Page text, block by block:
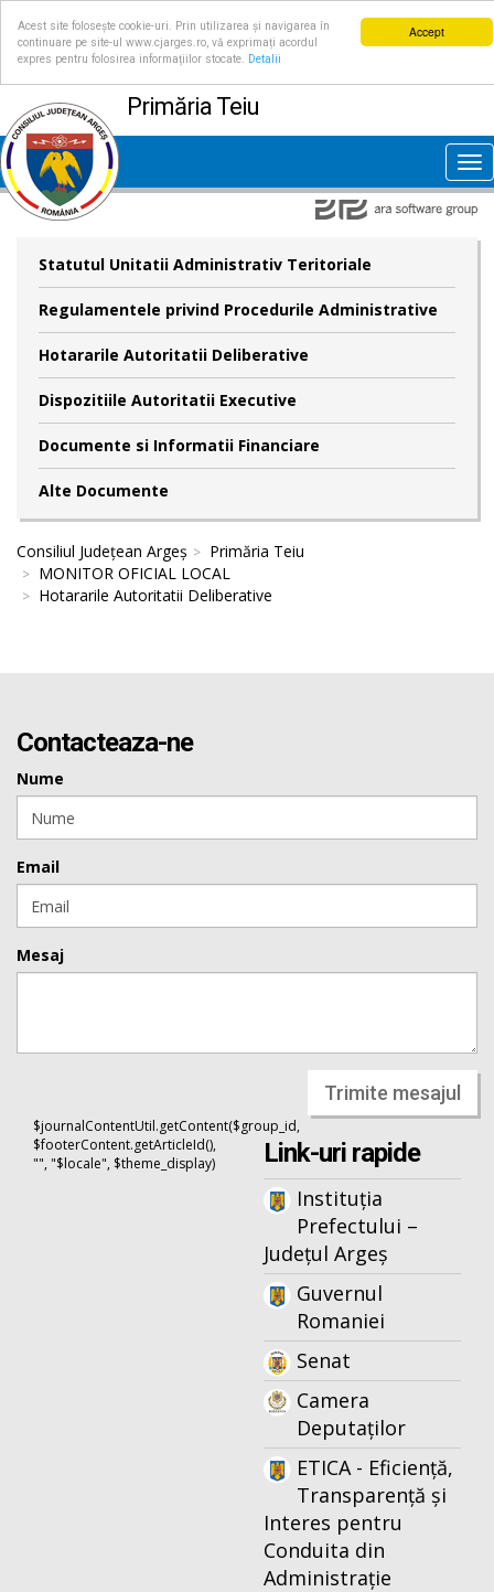
Accept
Acest site folosește cookie-uri. Prin utilizarea și navigarea în
continuare pe site-ul www.cjarges.ro, vă exprimați acordul
expres pentru folosirea informațiilor stocate.
Detalii
Primăria Teiu
Statutul Unitatii Administrativ Teritoriale
Regulamentele privind Procedurile Administrative
Hotararile Autoritatii Deliberative
Dispozitiile Autoritatii Executive
Documente si Informatii Financiare
Alte Documente
Consiliul Județean Argeș
Primăria Teiu
MONITOR OFICIAL LOCAL
Hotararile Autoritatii Deliberative
Contacteaza-ne
Nume
Email
Mesaj
Trimite mesajul
$journalContentUtil.getContent($group_id,
$footerContent.getArticleId(),
"", "$locale", $theme_display)
Link-uri rapide
Instituția
Prefectului –
Județul Argeș
Guvernul
Romaniei
Senat
Camera
Deputaților
ETICA - Eficiență,
Transparență și
Interes pentru
Conduita din
Administrație